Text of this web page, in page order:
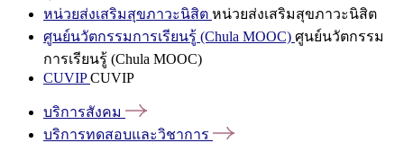
หน่วยส่งเสริมสุขภาวะนิสิต หน่วยส่งเสริมสุขภาวะนิสิต
ศูนย์นวัตกรรมการเรียนรู้ (Chula MOOC) ศูนย์นวัตกรรม
การเรียนรู้ (Chula MOOC)
CUVIPCUVIP
บริการสังคม
บริการทดสอบและวิชาการ